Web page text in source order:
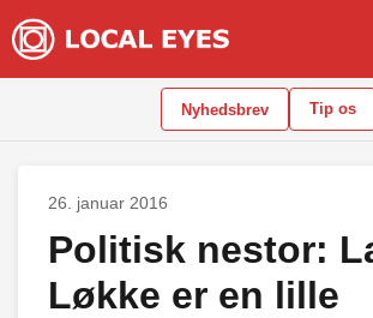
Nyhedsbrev Tip os
26. januar 2016
Politisk nestor:
Løkke er en lille